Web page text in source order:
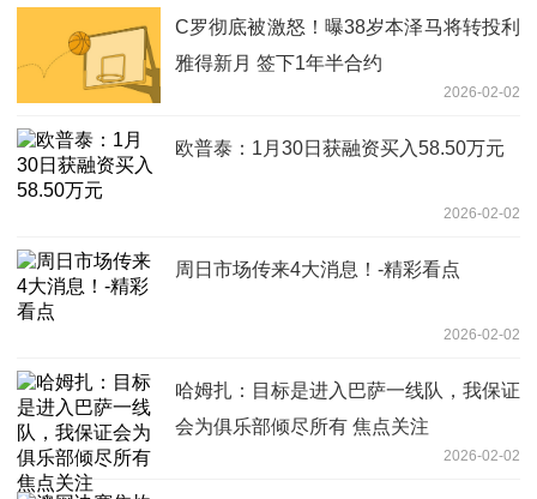
C罗彻底被激怒！曝38岁本泽马将转投利
雅得新月 签下1年半合约
2026-02-02
欧普泰：1月30日获融资买入58.50万元
2026-02-02
周日市场传来4大消息！-精彩看点
2026-02-02
哈姆扎：目标是进入巴萨一线队，我保证
会为俱乐部倾尽所有 焦点关注
2026-02-02